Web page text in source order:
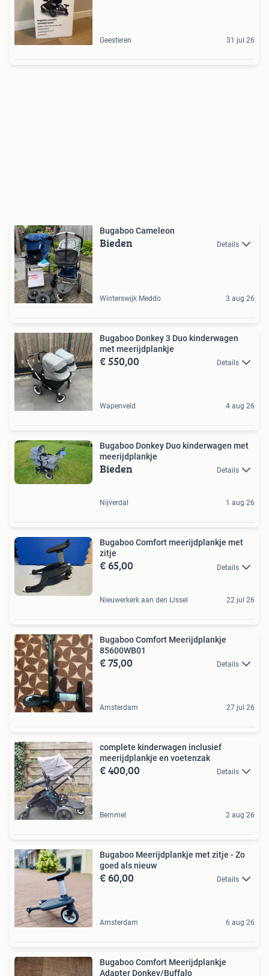
Geesteren 31 jul 26
Bugaboo Cameleon
Bieden Details
Winterswijk Meddo 3 aug 26
Bugaboo Donkey 3 Duo kinderwagen
met meerijdplankje
€ 550,00 Details
Wapenveld 4 aug 26
Bugaboo Donkey Duo kinderwagen met
meerijdplankje
Bieden Details
Nijverdal 1 aug 26
Bugaboo Comfort meerijdplankje met
zitje
€ 65,00 Details
Nieuwerkerk aan den IJssel 22 jul 26
Bugaboo Comfort Meerijdplankje
85600WB01
€ 75,00 Details
Amsterdam 27 jul 26
complete kinderwagen inclusief
meerijdplankje en voetenzak
€ 400,00 Details
Bemmel 2 aug 26
Bugaboo Meerijdplankje met zitje - Zo
goed als nieuw
€ 60,00 Details
Amsterdam 6 aug 26
Bugaboo Comfort Meerijdplankje
Adapter Donkey/Buffalo